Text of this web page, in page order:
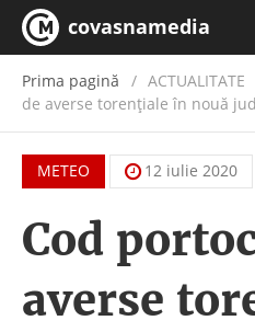
covasnamedia
Prima pagină ACTUALITATE
de averse torenţiale în nouă
METEO 12 iulie 2020
Cod
averse